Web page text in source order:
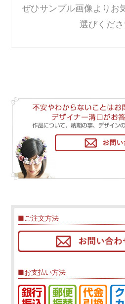
ぜひサンプル画像よりお
選びくださ
■ご注文方法
■お支払い方法